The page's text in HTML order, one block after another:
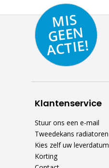
MIS
GEE
N
A
C
TIE!
Klantenservice
Stuur ons een e-mail
Tweedekans radiatoren
Kies zelf uw leverdatum
Korting